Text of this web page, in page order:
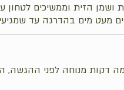
ושמן הזית וממשיכים לטחון
מעט מים בהדרגה עד
דקות מנוחה לפני ההגשה,